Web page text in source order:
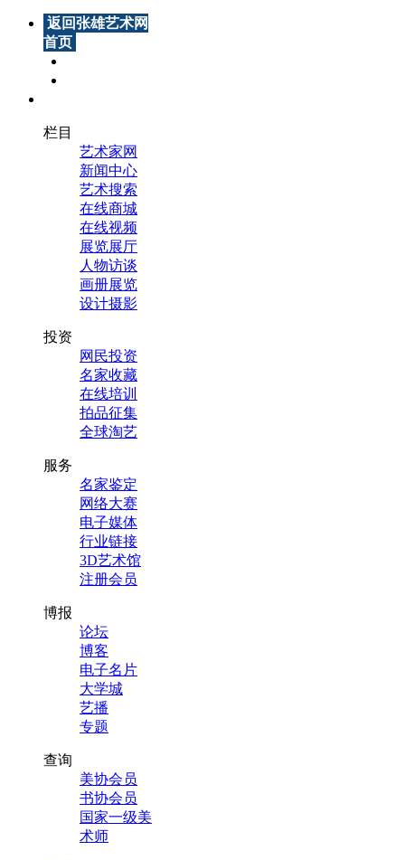
返回张雄艺术网
首页
栏目
艺术家网
新闻中心
艺术搜索
在线商城
在线视频
展览展厅
人物访谈
画册展览
设计摄影
投资
网民投资
名家收藏
在线培训
拍品征集
全球淘艺
服务
名家鉴定
网络大赛
电子媒体
行业链接
3D艺术馆
注册会员
博报
论坛
博客
电子名片
大学城
艺播
专题
查询
美协会员
书协会员
国家一级美
术师